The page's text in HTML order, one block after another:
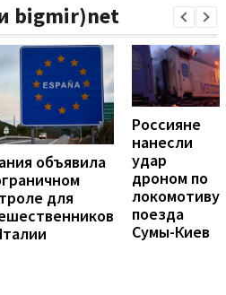
bigmir)net
объявила
для
Россияне
нанесли
удар
дроном по
локомотиву
поезда
Сумы-Киев